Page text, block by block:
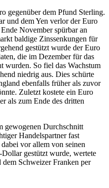
gegenüber dem Pfund Sterling.
und dem Yen verlor der Euro
November spürbar an
baldige Zinssenkungen für
gestützt wurde der Euro
die im Dezember für das
wurden. So fiel das Wachstum
niedrig aus. Dies schürte
ebenfalls früher als zuvor
Zuletzt kostete ein Euro
als zum Ende des dritten
gewogenen Durchschnitt
Handelspartner fast
vor allem von seinen
-Dollar gestützt wurde, wertete
dem Schweizer Franken per